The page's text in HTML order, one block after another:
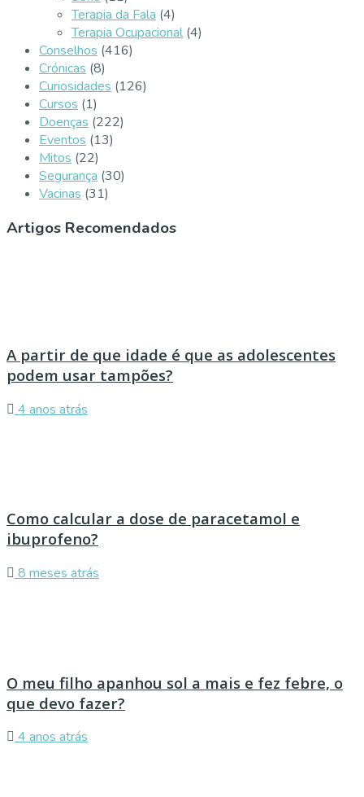
Terapia da Fala (4)
Terapia Ocupacional (4)
Conselhos (416)
Crónicas (8)
Curiosidades (126)
Cursos (1)
Doenças (222)
Eventos (13)
Mitos (22)
Segurança (30)
Vacinas (31)
Artigos Recomendados
A partir de que idade é que as adolescentes
podem usar tampões?
4 anos atrás
Como calcular a dose de paracetamol e
ibuprofeno?
8 meses atrás
O meu filho apanhou sol a mais e fez febre, o
que devo fazer?
4 anos atrás